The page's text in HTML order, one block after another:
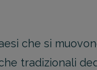
che si
tradizionali